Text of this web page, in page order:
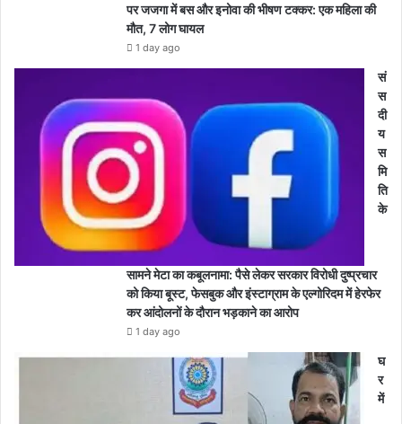
पर जजगा में बस और इनोवा की भीषण टक्कर: एक महिला की
मौत, 7 लोग घायल
1 day ago
सं
स
दी
य
स
मि
ति
के
सामने मेटा का कबूलनामा: पैसे लेकर सरकार विरोधी दुष्प्रचार
को किया बूस्ट, फेसबुक और इंस्टाग्राम के एल्गोरिदम में हेरफेर
कर आंदोलनों के दौरान भड़काने का आरोप
1 day ago
घ
र
में